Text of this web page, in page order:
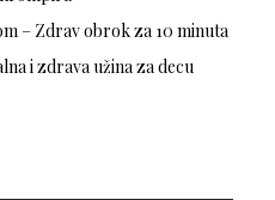
– Zdrav obrok za 10 minuta
i zdrava užina za decu